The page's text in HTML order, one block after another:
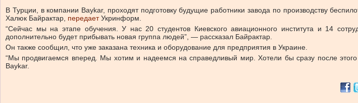
В Турции, в компании Baykar, проходят подготовку будущие работники завода по производству
Халюк Байрактар, передает Укринформ.
“Сейчас мы на этапе обучения. У нас 20 студентов Киевского авиационного института и 14
дополнительно будет прибывать новая группа людей”, — рассказал Байрактар.
Он также сообщил, что уже заказана техника и оборудование для предприятия в Украине.
“Мы продвигаемся вперед. Мы хотим и надеемся на справедливый мир. Хотели бы сразу после
Baykar.